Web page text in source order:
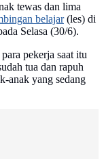
tewas dan lima
belajar(les) di
Selasa (30/6).
para pekerja saat itu
tua dan rapuh
anak yang sedang